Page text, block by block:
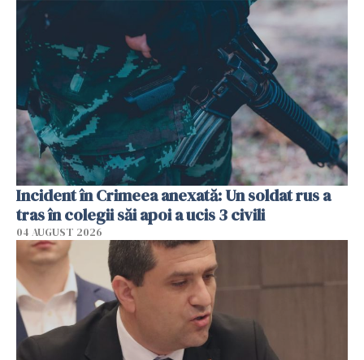
Incident în Crimeea anexată: Un soldat rus a
tras în colegii săi apoi a ucis 3 civili
04 AUGUST 2026